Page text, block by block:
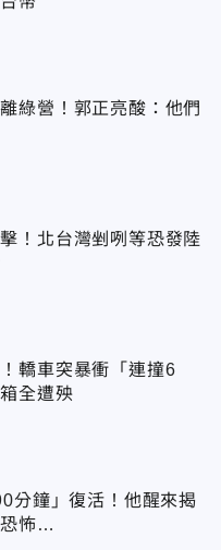
綠營！郭正亮酸：他們
！北台灣剉咧等恐發陸
轎車突暴衝「連撞6
全遭殃
分鐘」復活！他醒來揭
怖…